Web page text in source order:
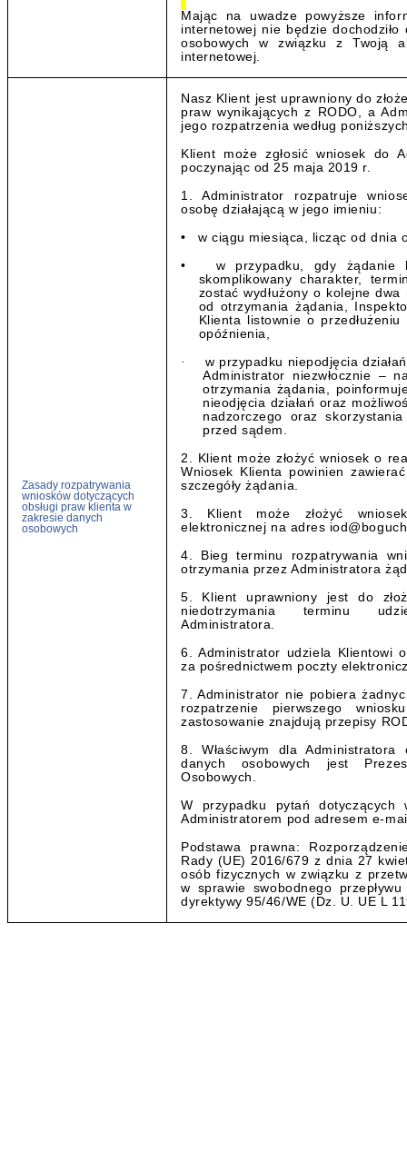
Mając na uwadze powyższe
internetowej nie będzie
osobowych w związku z Twoją
internetowej.
Zasady rozpatrywania
wniosków dotyczących
obsługi praw klienta w
zakresie danych
osobowych
Nasz Klient jest uprawniony do
praw wynikających z RODO, a
jego rozpatrzenia według
Klient może zgłosić wniosek do
poczynając od 25 maja 2019 r.
1. Administrator rozpatruje
osobę działającą w jego imieniu:
• w ciągu miesiąca, licząc od dnia
• w przypadku, gdy żądanie
skomplikowany charakter,
zostać wydłużony o kolejne
od otrzymania żądania,
Klienta listownie o
opóźnienia,
·
w przypadku niepodjęcia
Administrator niezwłocznie –
otrzymania żądania,
nieodjęcia działań oraz
nadzorczego oraz
przed sądem.
2. Klient może złożyć wniosek o
Wniosek Klienta powinien
szczegóły żądania.
3. Klient może złożyć
elektronicznej na adres
4. Bieg terminu rozpatrywania
otrzymania przez Administratora
5. Klient uprawniony jest do
niedotrzymania terminu
Administratora.
6. Administrator udziela Klientowi
za pośrednictwem poczty
7. Administrator nie pobiera
rozpatrzenie pierwszego
zastosowanie znajdują przepisy
8. Właściwym dla
danych osobowych jest
Osobowych.
W przypadku pytań
Administratorem pod adresem e-
Podstawa prawna:
Rady (UE) 2016/679 z dnia 27
osób fizycznych w związku z
w sprawie swobodnego
dyrektywy 95/46/WE (Dz. U. UE L